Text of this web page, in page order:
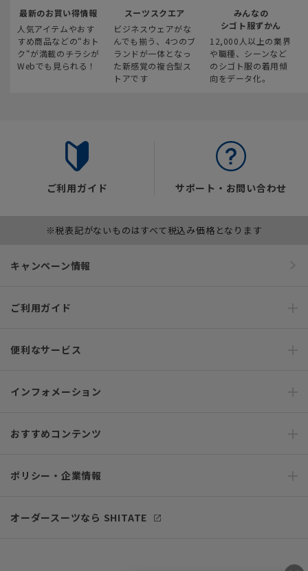
最新のお買い得情報
人気アイテムやおす
すめ商品などの“おト
ク“が満載のチラシが
Webでも見られる！
スーツスクエア
ビジネスウェアがな
んでも揃う、4つのブ
ランドが一体となっ
た新感覚の複合型ス
トアです
みんなの
シゴト服ずかん
12,000人以上の業界
や職種、シーンなど
のシゴト服の着用傾
向をデータ化。
ご利用ガイド サポート・お問い合わせ
※税表記がないものはすべて税込み価格となります
キャンペーン情報
ご利用ガイド
便利なサービス
インフォメーション
おすすめコンテンツ
ポリシー・企業情報
オーダースーツなら SHITATE